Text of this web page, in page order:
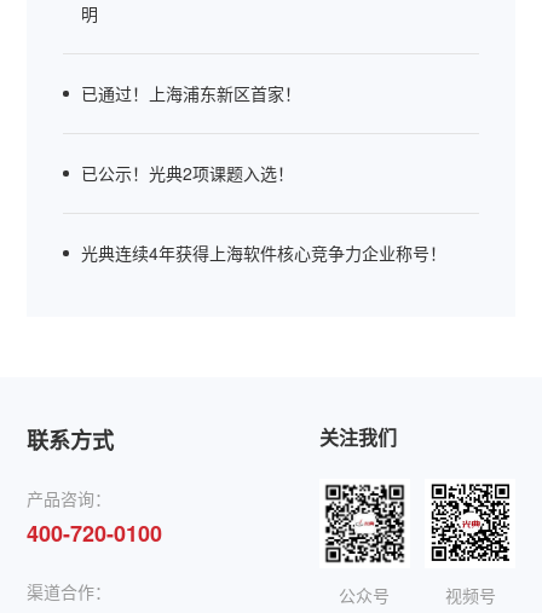
明
已通过！上海浦东新区首家！
已公示！光典2项课题入选！
光典连续4年获得上海软件核心竞争力企业称号！
联系方式
产品咨询：
400-720-0100
渠道合作：
关注我们
公众号 视频号